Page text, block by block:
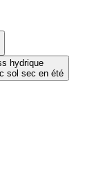
hydrique
sol sec en été